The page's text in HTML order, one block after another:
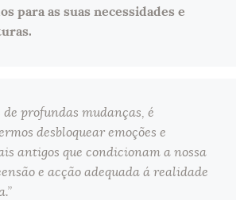
para as suas necessidades e
de profundas mudanças, é
desbloquear emoções e
antigos que condicionam a nossa
e acção adequada á realidade